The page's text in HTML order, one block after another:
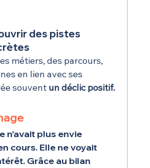
des pistes
métiers, des parcours,
en lien avec ses
souvent un déclic positif.
n’avait plus envie
cours. Elle ne voyait
Grâce au bilan